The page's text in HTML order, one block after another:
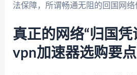
法保障，所谓畅通无阻的回国网络
真正的网络“归国凭
vpn加速器选购要点